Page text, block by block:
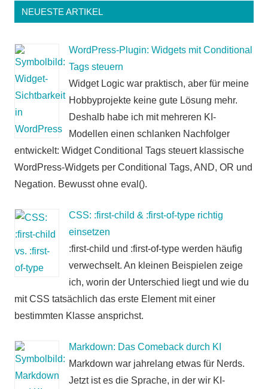
Beiträge
NEUESTE ARTIKEL
WordPress-Plugin: Widgets mit Conditional
Tags steuern
Widget Logic war praktisch, aber für meine
Hobbyprojekte keine gute Lösung mehr.
Deshalb habe ich mit mehreren KI-
Modellen einen schlanken Nachfolger
entwickelt: Widget Conditional Tags steuert klassische
WordPress-Widgets per Conditional Tags, AND, OR und
Negation. Bewusst ohne eval().
CSS: :first-child & :first-of-type richtig
einsetzen
:first-child und :first-of-type werden häufig
verwechselt. An kleinen Beispielen zeige
ich, worin der Unterschied liegt und wie du
mit CSS tatsächlich das erste Element mit einer
bestimmten Klasse ansprichst.
Markdown: Das Comeback durch KI
Markdown war jahrelang etwas für Nerds.
Jetzt ist es die Sprache, in der wir KI-